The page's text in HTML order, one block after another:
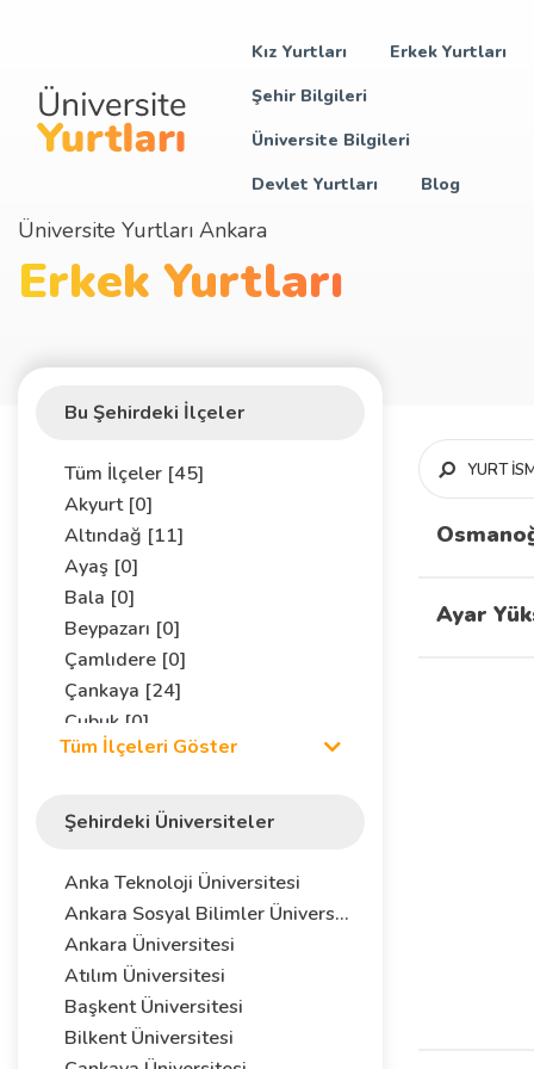
Kız Yurtları
Erkek Yurtları
Şehir Bilgileri
Üniversite Bilgileri
Devlet Yurtları
Blog
Üniversite Yurtları Ankara
Erkek Yurtları
Bu Şehirdeki İlçeler
Tüm İlçeler [45]
Akyurt [0]
Altındağ [11]
Ayaş [0]
Bala [0]
Beypazarı [0]
Çamlıdere [0]
Çankaya [24]
Çubuk [0]
Elmadağ [0]
Evren [0]
Gölbaşı [0]
Güdül [0]
Haymana [0]
Kalecik [0]
Kazan [0]
Keçiören [4]
Kızılcahamam [0]
Tüm İlçeleri Göster
Şehirdeki Üniversiteler
Anka Teknoloji Üniversitesi
Ankara Sosyal Bilimler Üniversitesi
Ankara Üniversitesi
Atılım Üniversitesi
Başkent Üniversitesi
Bilkent Üniversitesi
Ayar